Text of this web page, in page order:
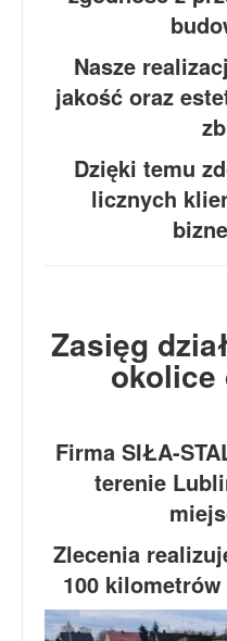
Nasze
jakość oraz
Dzięki temu
licznych
Zasięg
okolice
Firma SIŁA-
terenie
Zlecenia
100